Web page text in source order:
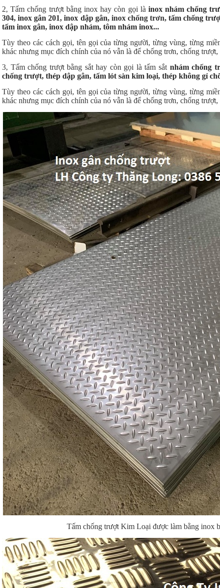
2, Tấm chống trượt bằng inox hay còn gọi là inox nhám chống
304,inox gân 201,inox dập gân, inox chống trơn,tấm chống
tấm inox gân, inox dập nhám, tôm nhám inox...
Tùy theo các cách gọi, tên gọi của từng người, từng vùng, từng
khác nhưng mục đích chính của nó vẫn là để chống trơn, chống
3, Tấm chống trượt bằng sắt hay còn gọi là tấm sắt nhám chống
chống trượt, thép dập gân, tấm lót sàn kim loại, thép không gỉ
Tùy theo các cách gọi, tên gọi của từng người, từng vùng, từng
khác nhưng mục đích chính của nó vẫn là để chống trơn, chống
Tấm chống trượt Kim Loại được làm bằng inox